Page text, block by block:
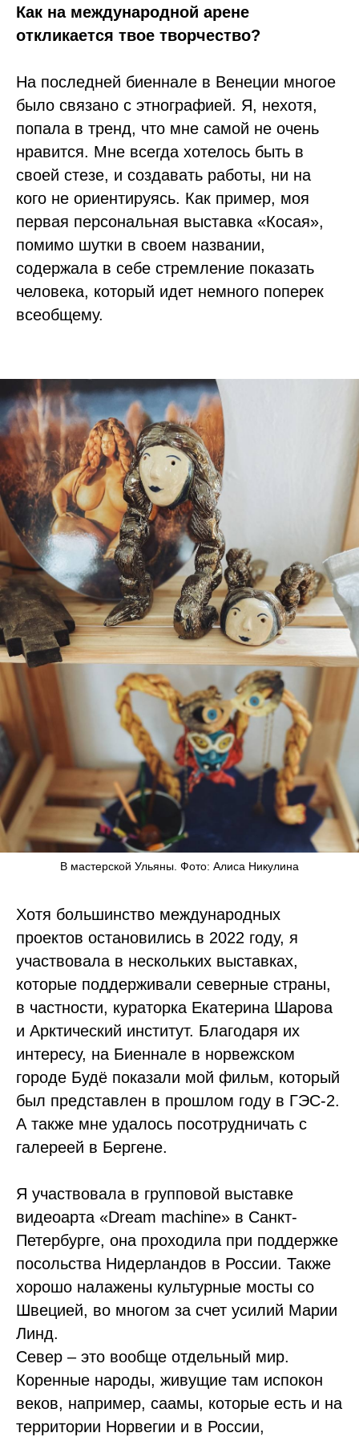
Как на международной арене
откликается твое творчество?
На последней биеннале в Венеции многое
было связано с этнографией. Я, нехотя,
попала в тренд, что мне самой не очень
нравится. Мне всегда хотелось быть в
своей стезе, и создавать работы, ни на
кого не ориентируясь. Как пример, моя
первая персональная выставка «Косая»,
помимо шутки в своем названии,
содержала в себе стремление показать
человека, который идет немного поперек
всеобщему.
В мастерской Ульяны. Фото: Алиса Никулина
Хотя большинство международных
проектов остановились в 2022 году, я
участвовала в нескольких выставках,
которые поддерживали северные страны,
в частности, кураторка Екатерина Шарова
и Арктический институт. Благодаря их
интересу, на Биеннале в норвежском
городе Будё показали мой фильм, который
был представлен в прошлом году в ГЭС-2.
А также мне удалось посотрудничать с
галереей в Бергене.
Я участвовала в групповой выставке
видеоарта «Dream machine» в Санкт-
Петербурге, она проходила при поддержке
посольства Нидерландов в России. Также
хорошо налажены культурные мосты со
Швецией, во многом за счет усилий Марии
Линд.
Север – это вообще отдельный мир.
Коренные народы, живущие там испокон
веков, например, саамы, которые есть и на
территории Норвегии и в России,